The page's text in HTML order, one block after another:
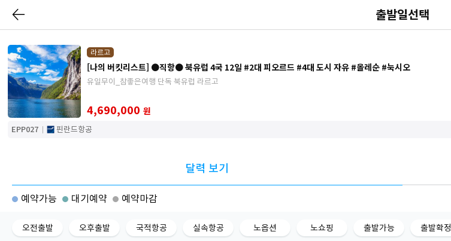
출발일선택
라르고
[나의 버킷리스트] ●직항● 북유럽 4국 12일 #2대 피오르드 #4대 도시 자유 #올레순 #눅시오
유일무이_참좋은여행 단독 북유럽 라르고
4,690,000 원
EPP027 핀란드항공
달력 보기
예약가능 대기예약 예약마감
오전출발 오후출발 국적항공 실속항공 노옵션 노쇼핑 출발가능 출발확정